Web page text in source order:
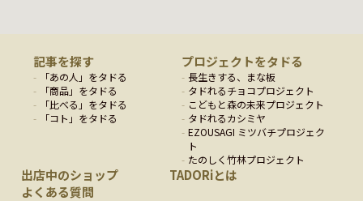
記事を探す
「あの人 」をタドる
「商品」をタドる
「比べる 」をタドる
「コト 」をタドる
プロジェクトをタドる
長生きする、まな板
タドれるチョコプロジェクト
こどもと森の未来プロジェクト
タドれるカシミヤ
EZOUSAGI ミツバチプロジェク
ト
たのしく竹林プロジェクト
出店中のショップ
TADORiとは
よくある質問